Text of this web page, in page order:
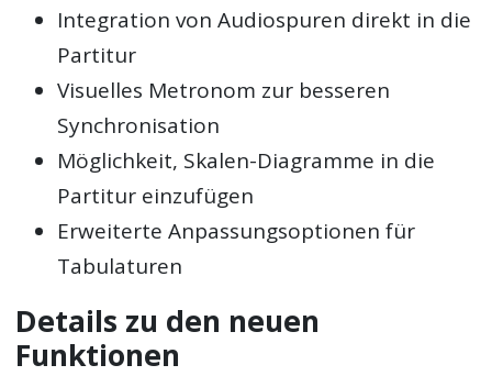
Integration von Audiospuren direkt in die
Partitur
Visuelles Metronom zur besseren
Synchronisation
Möglichkeit, Skalen-Diagramme in die
Partitur einzufügen
Erweiterte Anpassungsoptionen für
Tabulaturen
Details zu den neuen
Funktionen